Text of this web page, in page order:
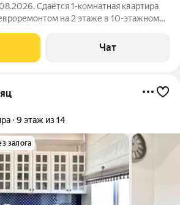
Сдаётся 1-комнатная квартира
на 2 этаже в 10-этажном
Чат
9 этаж из 14
залога